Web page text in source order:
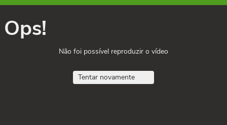
Ops!
Não foi possível reproduzir o vídeo
Tentar novamente